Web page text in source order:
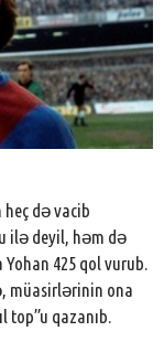
heç də vacib
ilə deyil, həm də
Yohan 425 qol vurub.
müasirlərinin ona
top”u qazanıb.